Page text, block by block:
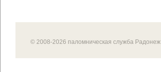
© 2008-2026 паломническая служба Радонеж